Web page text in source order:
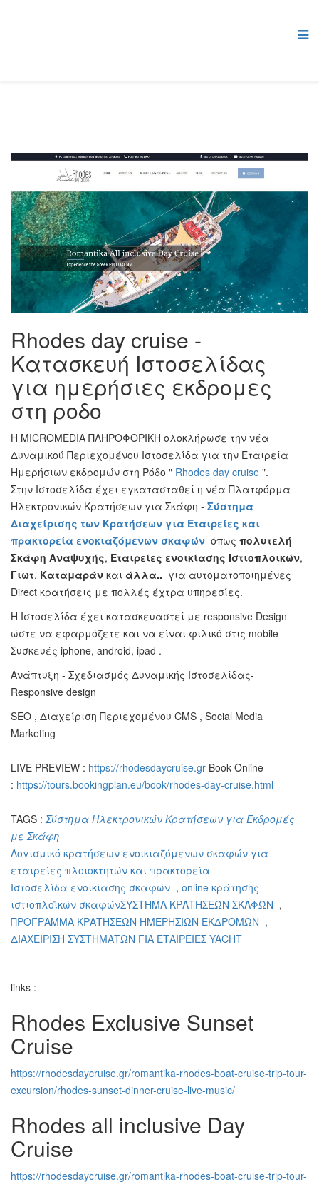
Rhodes day cruise -
Κατασκευή Ιστοσελίδας
για ημερήσιες εκδρομες
στη ροδο
Η ΜICROMEDIA ΠΛΗΡΟΦΟΡΙΚΗ ολοκλήρωσε την νέα
Δυναμικού Περιεχομένου Ιστοσελίδα για την Εταιρεία
Ημερήσιων εκδρομών στη Ρόδο " Rhodes day cruise ".
Στην Ιστοσελίδα έχει εγκατασταθεί η νέα Πλατφόρμα
Ηλεκτρονικών Κρατήσεων για Σκάφη - Σύστημα
Διαχείρισης των Κρατήσεων για Εταιρείες και
πρακτορεία ενοκιαζόμενων σκαφών όπως πολυτελή
Σκάφη Αναψυχής, Εταιρείες ενοικίασης Ιστιοπλοικών,
Γιωτ, Καταμαράν και άλλα.. για αυτοματοποιημένες
Direct κρατήσεις με πολλές έχτρα υπηρεσίες.
Η Ιστοσελίδα έχει κατασκευαστεί με responsive Design
ώστε να εφαρμόζετε και να είναι φιλικό στις mobile
Συσκευές iphone, android, ipad .
Ανάπτυξη - Σχεδιασμός Δυναμικής Ιστοσελίδας-
Responsive design
SEO , Διαχείριση Περιεχομένου CMS , Social Media
Marketing
LIVE PREVIEW : https://rhodesdaycruise.gr Book Online
: https://tours.bookingplan.eu/book/rhodes-day-cruise.html
TAGS : Σύστημα Ηλεκτρονικών Κρατήσεων για Εκδρομές
με Σκάφη
Λογισμικό κρατήσεων ενοικιαζόμενων σκαφών για
εταιρείες πλοιοκτητών και πρακτορεία
Ιστοσελίδα ενοικίασης σκαφών , online κράτησης
ιστιοπλοϊκών σκαφώνΣΥΣΤΗΜΑ ΚΡΑΤΗΣΕΩΝ ΣΚΑΦΩΝ ,
ΠΡΟΓΡΑΜΜΑ ΚΡΑΤΗΣΕΩΝ ΗΜΕΡΗΣΙΩΝ ΕΚΔΡΟΜΩΝ ,
ΔΙΑΧΕΙΡΙΣΗ ΣΥΣΤΗΜΑΤΩΝ ΓΙΑ ΕΤΑΙΡΕΙΕΣ YACHT
links :
Rhodes Exclusive Sunset
Cruise
https://rhodesdaycruise.gr/romantika-rhodes-boat-cruise-trip-tour-
excursion/rhodes-sunset-dinner-cruise-live-music/
Rhodes all inclusive Day
Cruise
https://rhodesdaycruise.gr/romantika-rhodes-boat-cruise-trip-tour-